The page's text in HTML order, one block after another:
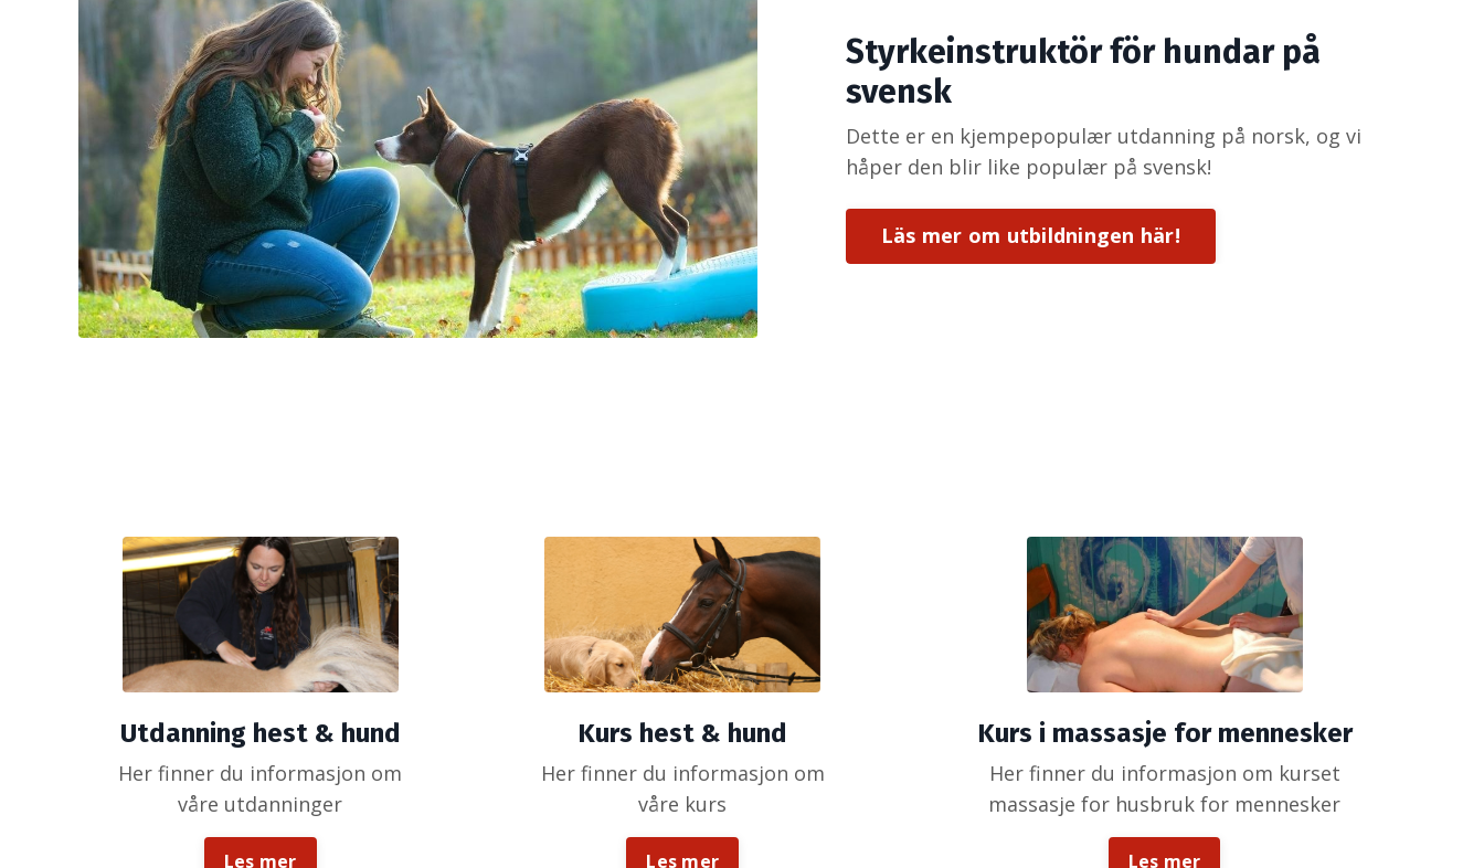
Styrkeinstruktör för hundar på
svensk
Dette er en kjempepopulær utdanning på norsk, og vi
håper den blir like populær på svensk!
Läs mer om utbildningen här!
Utdanning hest & hund
Her finner du informasjon om
våre utdanninger
Les mer
Kurs hest & hund
Her finner du informasjon om
våre kurs
Les mer
Kurs i massasje for mennesker
Her finner du informasjon om kurset
massasje for husbruk for mennesker
Les mer